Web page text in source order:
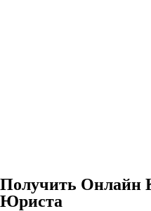
Получить Онлайн
Юриста